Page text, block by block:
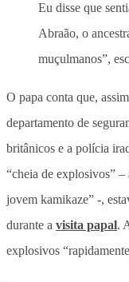
Eu disse que
Abraão, o
muçulmanos”,
O papa conta que,
departamento de
britânicos e a polícia
“cheia de explosivos”
jovem kamikaze” -,
durante a visita papal.
explosivos